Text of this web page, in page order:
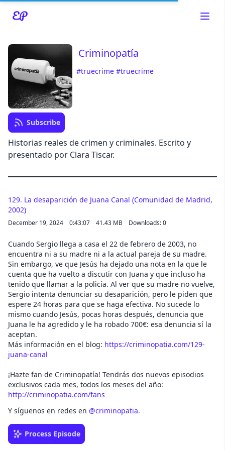
Read about our content policies
Criminopatía
#truecrime #truecrime
Subscribe
Historias reales de crimen y criminales. Escrito y
presentado por Clara Tiscar.
Cancel
129. La desaparición de Juana Canal (Comunidad de Madrid,
2002)
December 19, 2024 0:43:07 41.43 MB Downloads: 0
Cuando Sergio llega a casa el 22 de febrero de 2003, no
encuentra ni a su madre ni a la actual pareja de su madre.
Sin embargo, ve que Jesús ha dejado una nota en la que le
cuenta que ha vuelto a discutir con Juana y que incluso ha
tenido que llamar a la policía. Al ver que su madre no vuelve,
Sergio intenta denunciar su desaparición, pero le piden que
espere 24 horas para que se haga efectiva. No sucede lo
mismo cuando Jesús, pocas horas después, denuncia que
Juana le ha agredido y le ha robado 700€: esa denuncia sí la
aceptan.
Más información en el blog: https://criminopatia.com/129-
juana-canal
¡Hazte fan de Criminopatía! Tendrás dos nuevos episodios
exclusivos cada mes, todos los meses del año:
http://criminopatia.com/fans
Y síguenos en redes en @criminopatia.
Process Episode